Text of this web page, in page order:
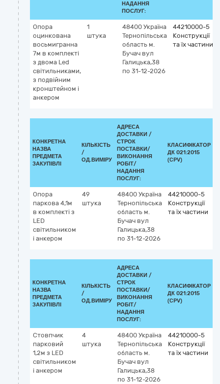
НАДАННЯ
ПОСЛУГ:
Опора
оцинкована
восьмигранна
7м в комплекті
з двома Led
світильниками,
з подвійним
кронштейном і
анкером
1
штука
48400 Україна
Тернопільська
область м.
Бучач вул
Галицька,38
по 31-12-2026
44210000-5
Конструкції
та їх частини
КОНКРЕТНА
НАЗВА
ПРЕДМЕТА
ЗАКУПІВЛІ
КІЛЬКІСТЬ
/
ОД.ВИМІРУ
АДРЕСА
ДОСТАВКИ /
СТРОК
ПОСТАВКИ/
ВИКОНАННЯ
РОБІТ/
НАДАННЯ
ПОСЛУГ:
КЛАСИФІКАТОР
ДК 021:2015
(CPV)
Опора
паркова 4,1м
в комплекті з
LED
світильником
і анкером
49
штука
48400 Україна
Тернопільська
область м.
Бучач вул
Галицька,38
по 31-12-2026
44210000-5
Конструкції
та їх частини
КОНКРЕТНА
НАЗВА
ПРЕДМЕТА
ЗАКУПІВЛІ
КІЛЬКІСТЬ
/
ОД.ВИМІРУ
АДРЕСА
ДОСТАВКИ /
СТРОК
ПОСТАВКИ/
ВИКОНАННЯ
РОБІТ/
НАДАННЯ
ПОСЛУГ:
КЛАСИФІКАТОР
ДК 021:2015
(CPV)
Стовпчик
парковий
1,2м з LED
світильником
і анкером
4
штука
48400 Україна
Тернопільська
область м.
Бучач вул
Галицька,38
по 31-12-2026
44210000-5
Конструкції
та їх частини